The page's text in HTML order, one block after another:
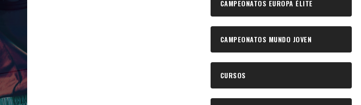
CAMPEONATOS EUROPA ÉLITE
CAMPEONATOS MUNDO JOVEN
CURSOS